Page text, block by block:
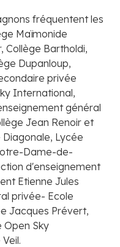
fréquentent les
Maïmonide
Collège Bartholdi,
Dupanloup,
privée
International,
général
Jean Renoir et
Lycée
Dame-de-
d'enseignement
Etienne Jules
privée- Ecole
Jacques Prévert,
Open Sky